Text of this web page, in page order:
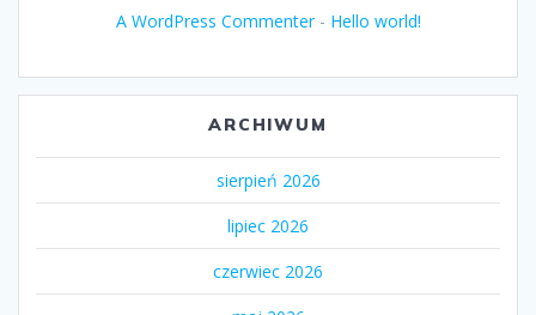
A WordPress Commenter- Hello world!
ARCHIWUM
sierpień 2026
lipiec 2026
czerwiec 2026